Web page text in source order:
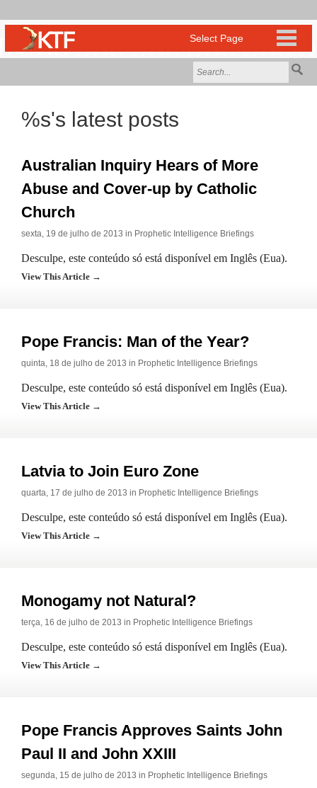
%s's latest posts
Australian Inquiry Hears of More
Abuse and Cover-up by Catholic
Church
sexta, 19 de julho de 2013 in Prophetic Intelligence Briefings
Desculpe, este conteúdo só está disponível em Inglês (Eua).
View This Article →
Pope Francis: Man of the Year?
quinta, 18 de julho de 2013 in Prophetic Intelligence Briefings
Desculpe, este conteúdo só está disponível em Inglês (Eua).
View This Article →
Latvia to Join Euro Zone
quarta, 17 de julho de 2013 in Prophetic Intelligence Briefings
Desculpe, este conteúdo só está disponível em Inglês (Eua).
View This Article →
Monogamy not Natural?
terça, 16 de julho de 2013 in Prophetic Intelligence Briefings
Desculpe, este conteúdo só está disponível em Inglês (Eua).
View This Article →
Pope Francis Approves Saints John
Paul II and John XXIII
segunda, 15 de julho de 2013 in Prophetic Intelligence Briefings